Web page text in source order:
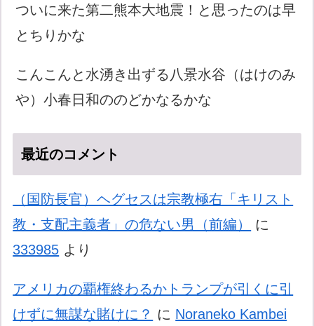
ついに来た第二熊本大地震！と思ったのは早
とちりかな
こんこんと水湧き出ずる八景水谷（はけのみ
や）小春日和ののどかなるかな
最近のコメント
（国防長官）ヘグセスは宗教極右「キリスト
教・支配主義者」の危ない男（前編）
に
333985 より
アメリカの覇権終わるかトランプが引くに引
けずに無謀な賭けに？ に Noraneko Kambei